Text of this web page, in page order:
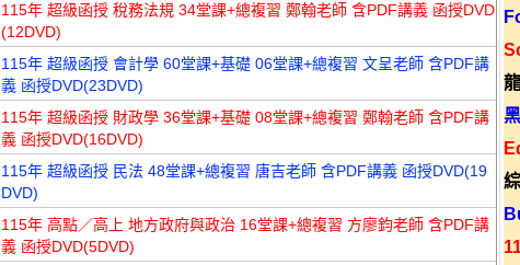
115年 超級函授 稅務法規 34堂課+總複習 鄭翰老師 含PDF講義 函授DVD
(12DVD)
115年 超級函授 會計學 60堂課+基礎 06堂課+總複習 文呈老師 含PDF講
義 函授DVD(23DVD)
115年 超級函授 財政學 36堂課+基礎 08堂課+總複習 鄭翰老師 含PDF講
義 函授DVD(16DVD)
115年 超級函授 民法 48堂課+總複習 唐吉老師 含PDF講義 函授DVD(19
DVD)
115年 高點／高上 地方政府與政治 16堂課+總複習 方廖鈞老師 含PDF講
義 函授DVD(5DVD)